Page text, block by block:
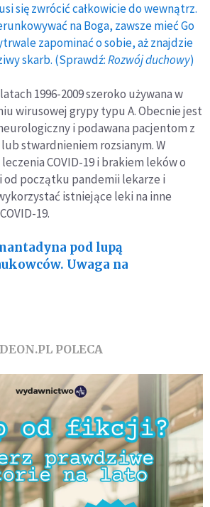
się zwrócić całkowicie do wewnątrz.
na Boga, zawsze mieć Go
zapominać o sobie, aż znajdzie
skarb. (Sprawdź:Rozwój duchowy)
1996-2009 szeroko używana w
wirusowej grypy typu A. Obecnie jest
i podawana pacjentom z
stwardnieniem rozsianym. W
COVID-19 i brakiem leków o
od początku pandemii lekarze i
istniejące leki na inne
19.
pod lupą
Uwaga na
DEON.PL POLECA